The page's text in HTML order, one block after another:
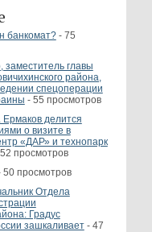
банкомат?- 75
главы
района,
спецоперации
- 55 просмотров
делится
о визите в
«ДАР» и технопарк
просмотров
просмотров
Отдела
Градус
зашкаливает- 47